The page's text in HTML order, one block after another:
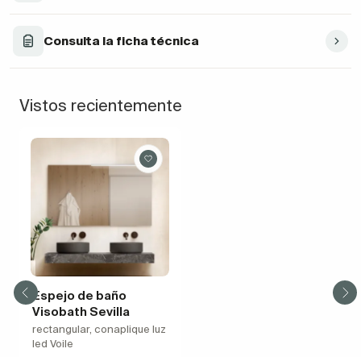
Consulta la ficha técnica
Vistos recientemente
Espejo de baño
Visobath Sevilla
rectangular, conaplique luz
led Voile